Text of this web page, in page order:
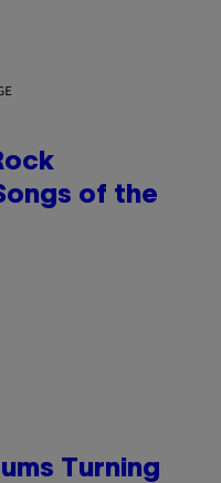
of the
Turning